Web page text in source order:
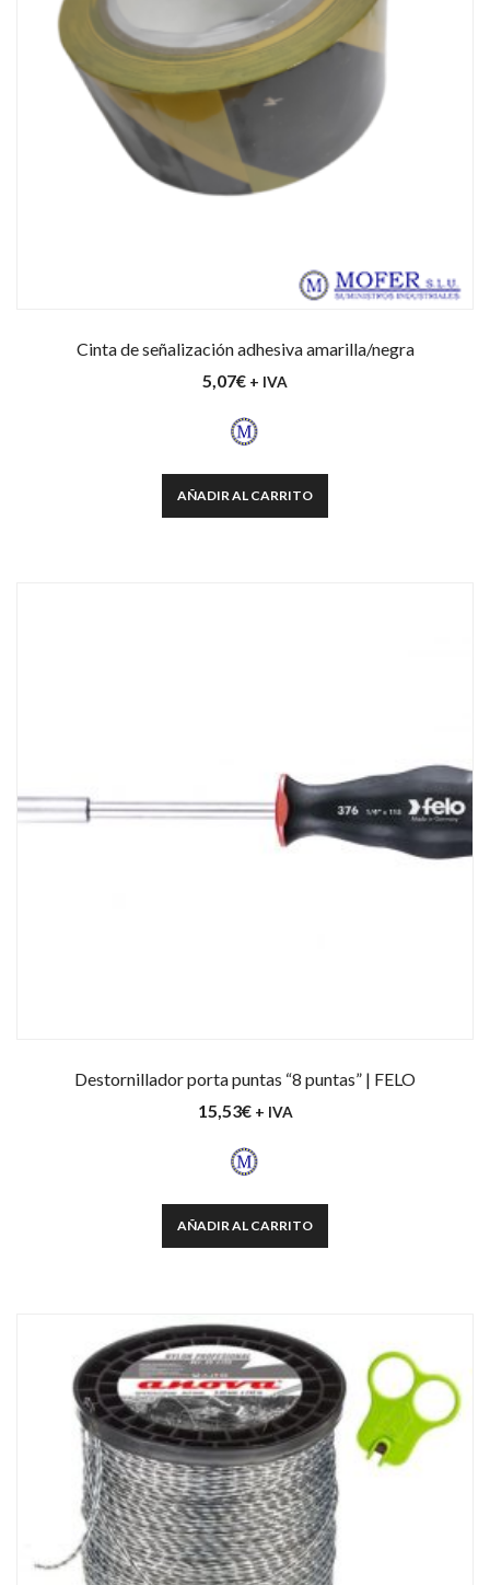
Cinta de señalización adhesiva amarilla/negra
5,07€ + IVA
AÑADIR AL CARRITO
Destornillador porta puntas “8 puntas” | FELO
15,53€ + IVA
AÑADIR AL CARRITO